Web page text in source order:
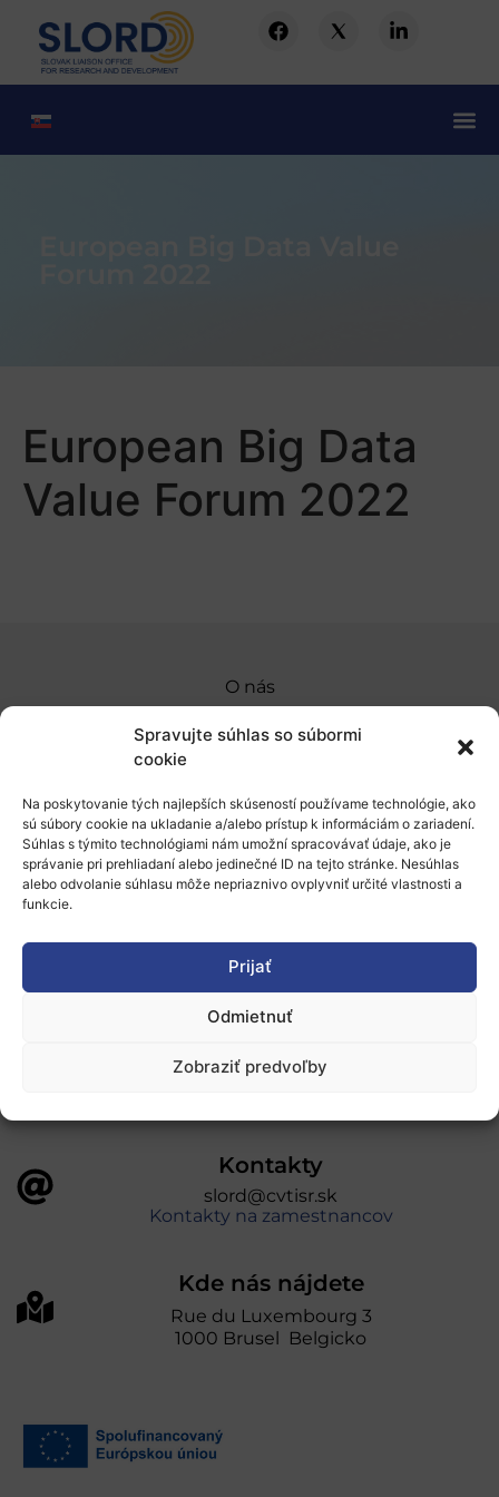
Spravujte súhlas so súbormi
cookie
Na poskytovanie tých najlepších skúseností používame technológie, ako
sú súbory cookie na ukladanie a/alebo prístup k informáciám o zariadení.
Súhlas s týmito technológiami nám umožní spracovávať údaje, ako je
správanie pri prehliadaní alebo jedinečné ID na tejto stránke. Nesúhlas
alebo odvolanie súhlasu môže nepriaznivo ovplyvniť určité vlastnosti a
funkcie.
Prijať
Odmietnuť
Zobraziť predvoľby
European Big Data
Value Forum 2022
O nás
Naše služby
Financovanie a podpora
Stáže a pobyty
Novinky
„Projekt SK4ERA II je spolufinancovaný Európskou
prevádzkuje Centrum vedecko-technických
informácií SR“
Kontakty
slord@cvtisr.sk
Kontakty na zamestnancov
Kde nás nájdete
Rue du Luxembourg 3
1000 Brusel Belgicko